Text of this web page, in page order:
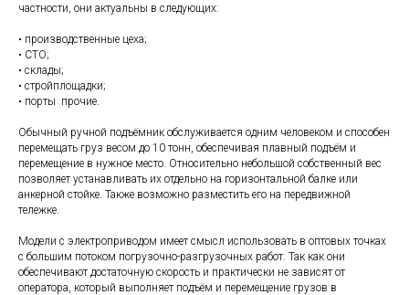
частности, они актуальны в следующих:
• производственные цеха;
• СТО;
• склады;
• стройплощадки;
• порты прочие.
Обычный ручной подъёмник обслуживается одним человеком и способен
перемещать груз весом до 10 тонн, обеспечивая плавный подъём и
перемещение в нужное место. Относительно небольшой собственный вес
позволяет устанавливать их отдельно на горизонтальной балке или
анкерной стойке. Также возможно разместить его на передвижной
тележке.
Модели с электроприводом имеет смысл использовать в оптовых точках
с большим потоком погрузочно-разгрузочных работ. Так как они
обеспечивают достаточную скорость и практически не зависят от
оператора, который выполняет подъём и перемещение грузов в